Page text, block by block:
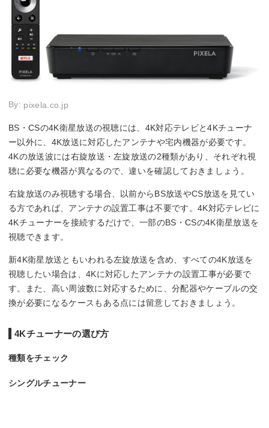
By: pixela.co.jp
BS・CSの4K衛星放送の視聴には、4K対応テレビと4Kチューナ
ー以外に、4K放送に対応したアンテナや宅内機器が必要です。
4Kの放送波には右旋放送・左旋放送の2種類があり、それぞれ視
聴に必要な機器が異なるので、違いを確認しておきましょう。
右旋放送のみ視聴する場合、以前からBS放送やCS放送を見てい
る方であれば、アンテナの設置工事は不要です。4K対応テレビに
4Kチューナーを接続するだけで、一部のBS・CSの4K衛星放送を
視聴できます。
新4K衛星放送ともいわれる左旋放送を含め、すべての4K放送を
視聴したい場合は、4Kに対応したアンテナの設置工事が必要で
す。また、高い周波数に対応するために、分配器やケーブルの交
換が必要になるケースもある点には留意しておきましょう。
4Kチューナーの選び方
種類をチェック
シングルチューナー